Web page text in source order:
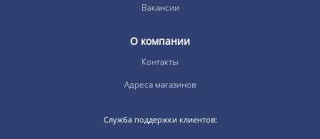
Вакансии
О компании
Контакты
Адреса магазинов
Служба поддержки клиентов: